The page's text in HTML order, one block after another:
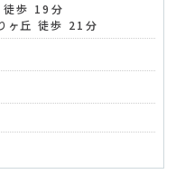
徒歩 19分
ヶ丘 徒歩 21分